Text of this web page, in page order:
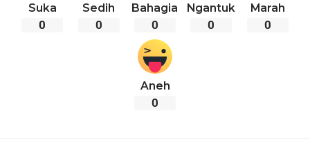
Suka
0
Sedih
0
Bahagia
0
Ngantuk
0
Marah
0
Aneh
0